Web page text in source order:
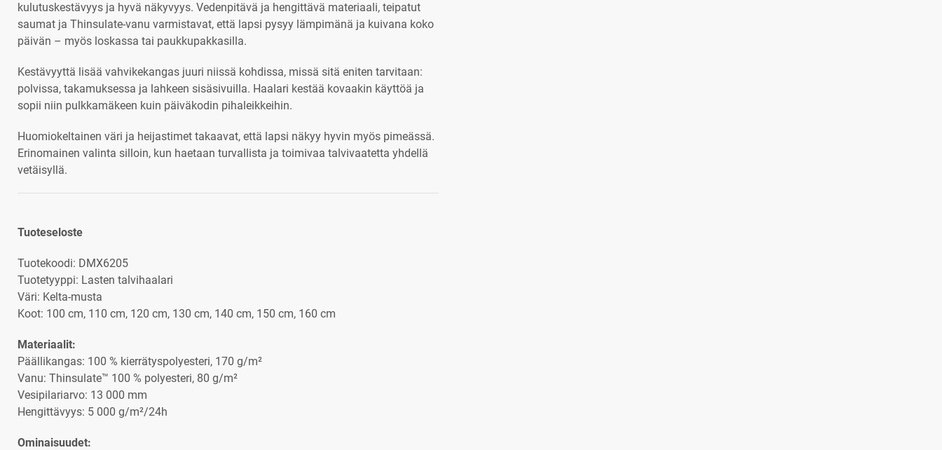
kulutuskestävyys ja hyvä näkyvyys. Vedenpitävä ja hengittävä materiaali, teipatut
saumat ja Thinsulate-vanu varmistavat, että lapsi pysyy lämpimänä ja kuivana koko
päivän – myös loskassa tai paukkupakkasilla.
Kestävyyttä lisää vahvikekangas juuri niissä kohdissa, missä sitä eniten tarvitaan:
polvissa, takamuksessa ja lahkeen sisäsivuilla. Haalari kestää kovaakin käyttöä ja
sopii niin pulkkamäkeen kuin päiväkodin pihaleikkeihin.
Huomiokeltainen väri ja heijastimet takaavat, että lapsi näkyy hyvin myös pimeässä.
Erinomainen valinta silloin, kun haetaan turvallista ja toimivaa talvivaatetta yhdellä
vetäisyllä.
Tuoteseloste
Tuotekoodi: DMX6205
Tuotetyyppi: Lasten talvihaalari
Väri: Kelta-musta
Koot: 100 cm, 110 cm, 120 cm, 130 cm, 140 cm, 150 cm, 160 cm
Materiaalit:
Päällikangas: 100 % kierrätyspolyesteri, 170 g/m²
Vanu: Thinsulate™ 100 % polyesteri, 80 g/m²
Vesipilariarvo: 13 000 mm
Hengittävyys: 5 000 g/m²/24h
Ominaisuudet: